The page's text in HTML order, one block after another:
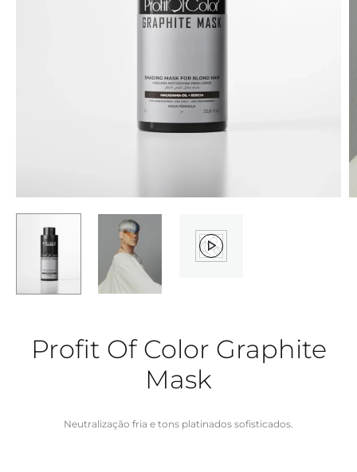
Profit Of Color Graphite
Mask
Neutralização fria e tons platinados sofisticados.